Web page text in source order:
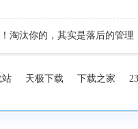
淘汰你的，其实是落后的管理
站 天极下载 下载之家